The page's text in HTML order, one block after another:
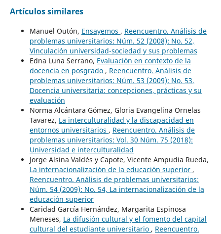
Artículos similares
Manuel Outón, Ensayemos , Reencuentro. Análisis de
problemas universitarios: Núm. 52 (2008): No. 52,
Vinculación universidad-sociedad y sus problemas
Edna Luna Serrano, Evaluación en contexto de la
docencia en posgrado , Reencuentro. Análisis de
problemas universitarios: Núm. 53 (2009): No. 53,
Docencia universitaria: concepciones, prácticas y su
evaluación
Norma Alcántara Gómez, Gloria Evangelina Ornelas
Tavarez, La interculturalidad y la discapacidad en
entornos universitarios , Reencuentro. Análisis de
problemas universitarios: Vol. 30 Núm. 75 (2018):
Universidad e interculturalidad
Jorge Alsina Valdés y Capote, Vicente Ampudia Rueda,
La internacionalización de la educación superior ,
Reencuentro. Análisis de problemas universitarios:
Núm. 54 (2009): No. 54, La internacionalización de la
educación superior
Caridad García Hernández, Margarita Espinosa
Meneses, La difusión cultural y el fomento del capital
cultural del estudiante universitario , Reencuentro.